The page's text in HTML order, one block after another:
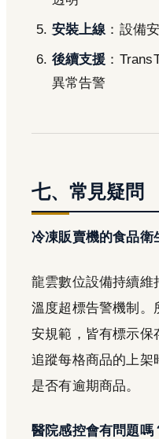
安裝上線：設備
後續支援 ：
異常告警
七、常見疑問
冷凍販賣機的食品衛
龍雲數位設備持續維
溫度超標告警機制。
安規範，皆有標示保
追蹤每格商品的上架
是否有逾期商品。
醫院感控會有問題嗎